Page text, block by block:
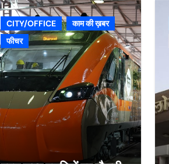
CITY/OFFICE
काम की ख़बर
फीचर